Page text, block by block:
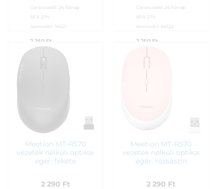
Garanciaidő: 24 hónap
ÁFA: 27%
Azonosító: 54521
2 250 Ft
Garanciaidő: 24 hónap
ÁFA: 27%
Azonosító: 54522
2 250 Ft
Meetion MT-R570
vezeték nélküli optikai
egér, fekete
2 290 Ft
Meetion MT-R570
vezeték nélküli optikai
egér, rózsaszín
2 290 Ft